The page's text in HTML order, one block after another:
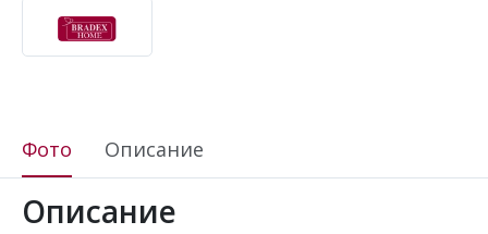
Фото Описание
Описание